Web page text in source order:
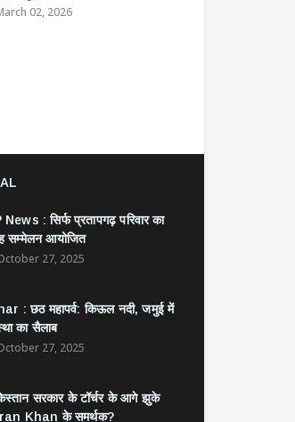
02, 2026
News : सिर्फ प्रतापगढ़ परिवार का
सम्मेलन आयोजित
27, 2025
: छठ महापर्व: किऊल नदी, जमुई में
का सैलाब
27, 2025
सरकार के टॉर्चर के आगे झुके
Khan के समर्थक?